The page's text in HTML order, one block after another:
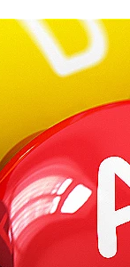
齡增長及環境因素